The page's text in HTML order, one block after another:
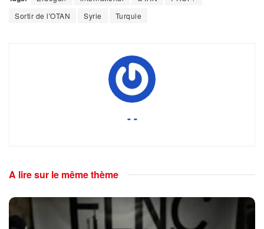
Sortir de l'OTAN
Syrie Turquie
- -
A lire sur le même thème